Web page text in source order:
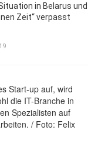
in Belarus und
Zeit“ verpasst